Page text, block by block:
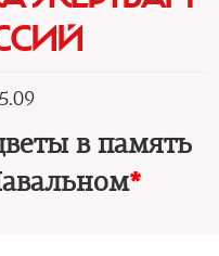
в память
*